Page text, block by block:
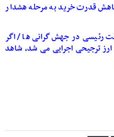
شد/ کاهش قدرت خرید به مرحله هشدار
رئیسی در جهش گرانی‌ها / اگر
ترجیحی اجرایی می شد، شاهد